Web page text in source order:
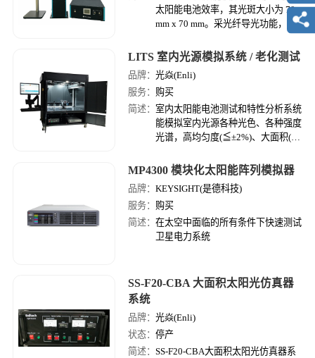
太阳能电池效率，其光斑大小为 70
mm x 70 mm。采光纤导光功能，可
动，并自由调整出光方向，便于应用
选配光强度调正光圈来做自动光强度
变化量测。
LITS 室内光源模拟系统 / 老化测试
品牌：光焱(Enli)
服务： 购买
简述： 室内太阳能电池测试和特性分析系统
能模拟室内光源各种光色、各种强度
光谱，高均匀度(≦±2%)、大面积(>
准确评价室内用太阳能电池的转换效
MP4300 模块化太阳能阵列模拟器
品牌：KEYSIGHT(是德科技)
服务： 购买
简述：在太空中面临的所有条件下快速测试
卫星电力系统
SS-F20-CBA 大面积太阳光仿真器
系统
品牌：光焱(Enli)
状态：停产
简述：SS-F20-CBA大面积太阳光仿真器系